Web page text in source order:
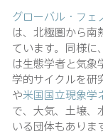
グローバル・フェ
は、北極圏から南
ています。同様に、
は生態学者と気象
学的サイクルを研
や米国国立現象学
で、大気、土壌、
いる団体もありま